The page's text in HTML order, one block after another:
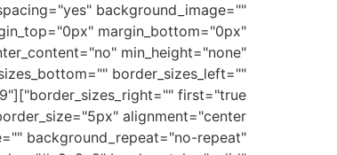
background_image=""
margin_bottom="0px"
min_height="none"
border_sizes_left=""
background_repeat="no-repeat"